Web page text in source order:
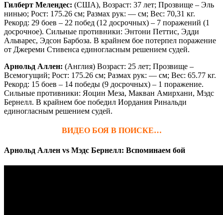
Гилберт Мелендес: (США), Возраст: 37 лет; Прозвище – Эль
нинью; Рост: 175.26 см; Размах рук: — см; Вес: 70,31 кг.
Рекорд: 29 боев – 22 побед (12 досрочных) – 7 поражений (1
досрочное). Сильные противники: Энтони Петтис, Эдди
Альварес, Эдсон Барбоза. В крайнем бое потерпел поражение
от Джереми Стивенса единогласным решением судей.
Арнольд Аллен: (Англия) Возраст: 25 лет; Прозвище –
Всемогущий; Рост: 175.26 см; Размах рук: — см; Вес: 65.77 кг.
Рекорд: 15 боев – 14 победы (9 досрочных) – 1 поражение.
Сильные противники: Яоцин Меза, Макван Амирхани, Мэдс
Бернелл. В крайнем бое победил Иордания Ринальди
единогласным решением судей.
ВИДЕО БОЯ В ПОИСКЕ…
Арнольд Аллен vs Мэдс Бернелл: Вспоминаем бой